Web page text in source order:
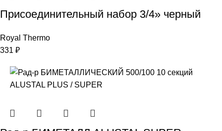
Присоединительный набор 3/4» черный
Royal Thermo
331 ₽